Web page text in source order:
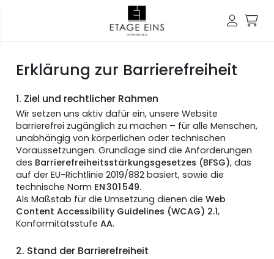
Erklärung zur Barrierefreiheit
1. Ziel und rechtlicher Rahmen
Wir setzen uns aktiv dafür ein, unsere Website
barrierefrei zugänglich zu machen – für alle Menschen,
unabhängig von körperlichen oder technischen
Voraussetzungen. Grundlage sind die Anforderungen
des Barrierefreiheitsstärkungsgesetzes (BFSG), das
auf der EU-Richtlinie 2019/882 basiert, sowie die
technische Norm EN 301 549.
Als Maßstab für die Umsetzung dienen die Web
Content Accessibility Guidelines (WCAG) 2.1,
Konformitätsstufe AA.
2. Stand der Barrierefreiheit